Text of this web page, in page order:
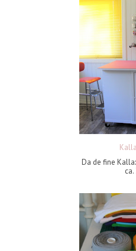
Da de fine